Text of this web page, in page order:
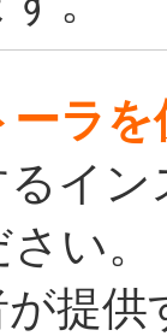
ラを
イ
い。
提供